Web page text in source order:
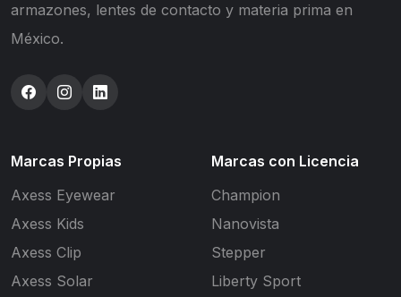
armazones, lentes de contacto y materia prima en
México.
Marcas Propias
Axess Eyewear
Axess Kids
Axess Clip
Axess Solar
Marcas con Licencia
Champion
Nanovista
Stepper
Liberty Sport